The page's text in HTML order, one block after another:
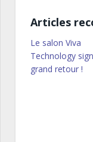
Articles
Le salon Viva
Technology
grand retour !